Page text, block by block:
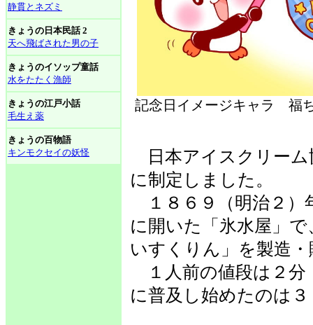
静貫とネズミ
きょうの日本民話 2
天へ飛ばされた男の子
きょうのイソップ童話
水をたたく漁師
きょうの江戸小話
毛生え薬
きょうの百物語
キンモクセイの妖怪
記念日イメージキャラ 福
日本アイスクリーム
に制定しました。
１８６９（明治２）
に開いた「氷水屋」
いすくりん」を製造
１人前の値段は２分
に普及し始めたのは